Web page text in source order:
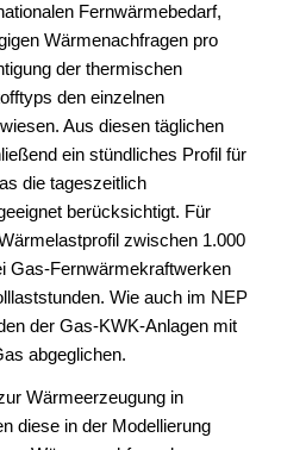
Fernwärmebedarf,
Wärmenachfragen pro
der thermischen
den einzelnen
Aus diesen täglichen
ein stündliches Profil für
die tageszeitlich
berücksichtigt. Für
zwischen 1.000
Gas-Fernwärmekraftwerken
Wie auch im NEP
der Gas-KWK-Anlagen mit
abgeglichen.
Wärmeerzeugung in
diese in der Modellierung